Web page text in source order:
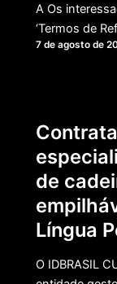
A Os
‘Termos de
7 de agosto de
de
Língua
O IDBRASIL